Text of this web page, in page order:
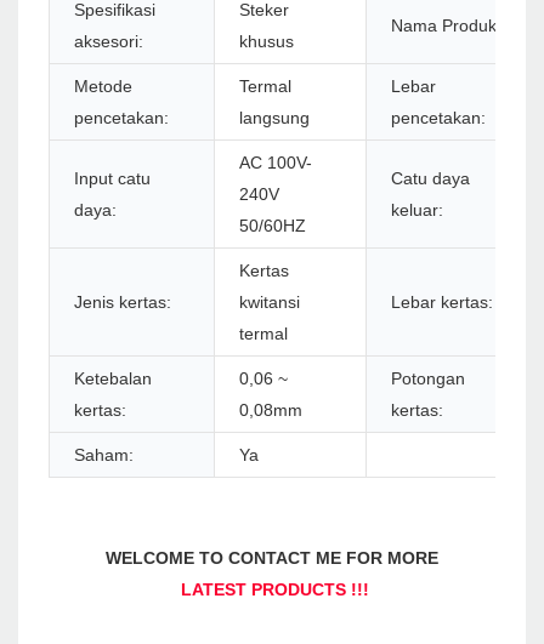
Spesifikasi
aksesori:
Steker
khusus
Nama Produk:
Metode
pencetakan:
Termal
langsung
Lebar
pencetakan:
Input catu
daya:
AC 100V-
240V
50/60HZ
Catu daya
keluar:
Jenis kertas:
Kertas
kwitansi
termal
Lebar kertas:
Ketebalan
kertas:
0,06 ~
0,08mm
Potongan
kertas:
Saham: Ya